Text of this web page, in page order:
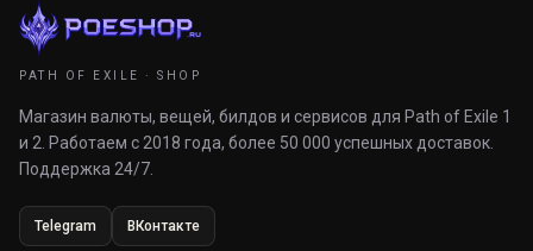
PATH OF EXILE · SHOP
Магазин валюты, вещей, билдов и сервисов для Path of Exile 1
и 2. Работаем с 2018 года, более 50 000 успешных доставок.
Поддержка 24/7.
Telegram ВКонтакте